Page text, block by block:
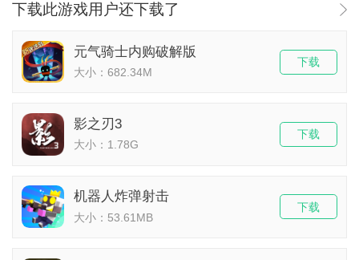
下载此游戏用户还下载了
元气骑士内购破解版
大小：682.34M
下载
影之刃3
大小：1.78G
下载
机器人炸弹射击
大小：53.61MB
下载